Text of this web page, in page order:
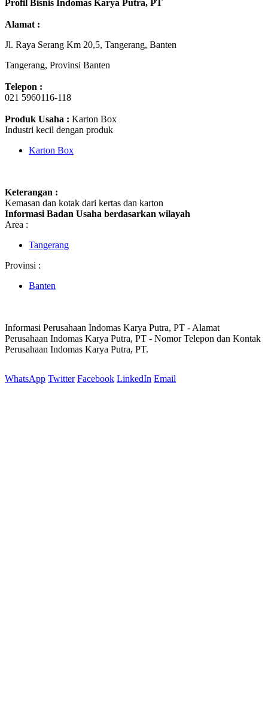
Profil Bisnis Indomas Karya Putra, PT
Alamat :
Jl. Raya Serang Km 20,5, Tangerang, Banten
Tangerang, Provinsi Banten
Telepon :
021 5960116-118
Produk Usaha : Karton Box
Industri kecil dengan produk
Karton Box
Keterangan :
Kemasan dan kotak dari kertas dan karton
Informasi Badan Usaha berdasarkan wilayah
Area :
Tangerang
Provinsi :
Banten
Informasi Perusahaan Indomas Karya Putra, PT - Alamat
Perusahaan Indomas Karya Putra, PT - Nomor Telepon dan Kontak
Perusahaan Indomas Karya Putra, PT.
WhatsApp Twitter Facebook LinkedIn Email